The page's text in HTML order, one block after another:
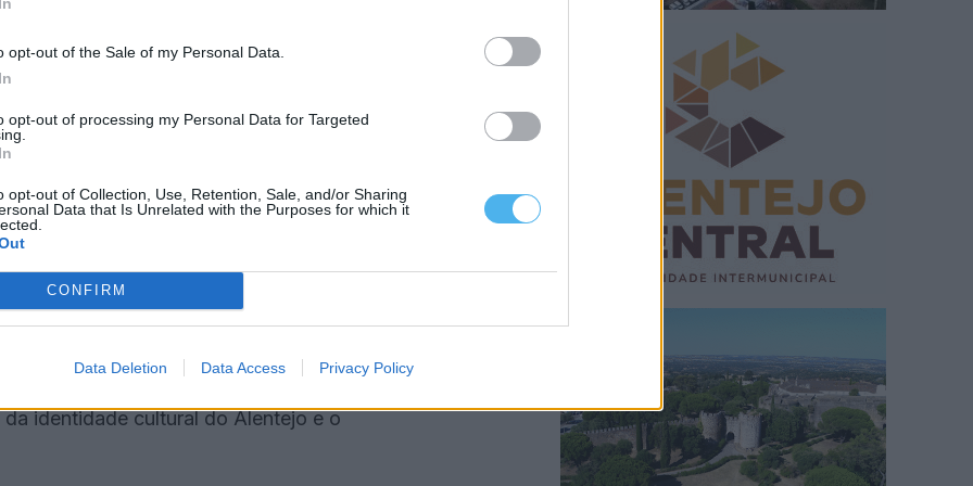
opt-out of the Sale of my Personal Data.
opt-out of processing my Personal Data for Targeted
opt-out of Collection, Use, Retention, Sale, and/or Sharing
Data that Is Unrelated with the Purposes for which it
CONFIRM
Data Deletion Data Access Privacy Policy
e cultural que atrai participantes de diversas
meteorológicas, é realizada por
entre o campo e o montado, ao longo de
importante manifestação cultural e turística da
que se juntam para cumprir esta tradição e,
afirmou Luís Miguel Duarte,
tradição secular.
de participantes e visitantes, consolidando o
identidade cultural do Alentejo e o